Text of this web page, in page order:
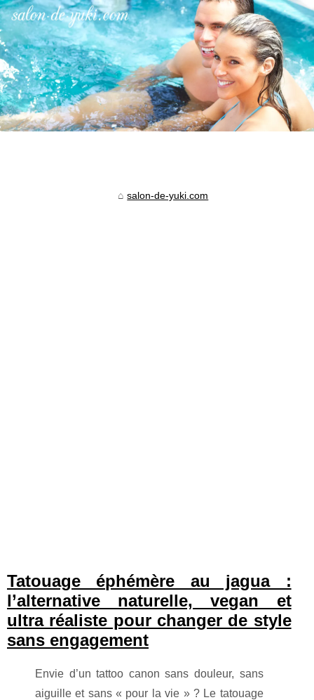
salon-de-yuki.com
Tatouage éphémère au jagua :
l’alternative naturelle, vegan et
ultra réaliste pour changer de style
sans engagement
Envie d’un tattoo canon sans douleur, sans
aiguille et sans « pour la vie » ? Le tatouage